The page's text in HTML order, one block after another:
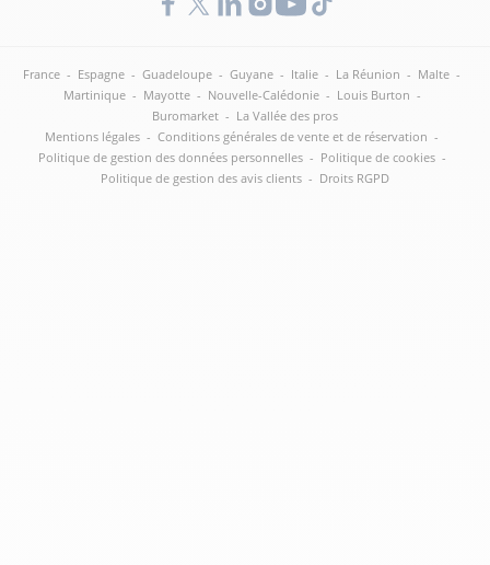
France - Espagne - Guadeloupe - Guyane - Italie - La Réunion - Malte -
Martinique - Mayotte - Nouvelle-Calédonie - Louis Burton -
Buromarket - La Vallée des pros
Mentions légales - Conditions générales de vente et de réservation -
Politique de gestion des données personnelles - Politique de cookies -
Politique de gestion des avis clients - Droits RGPD